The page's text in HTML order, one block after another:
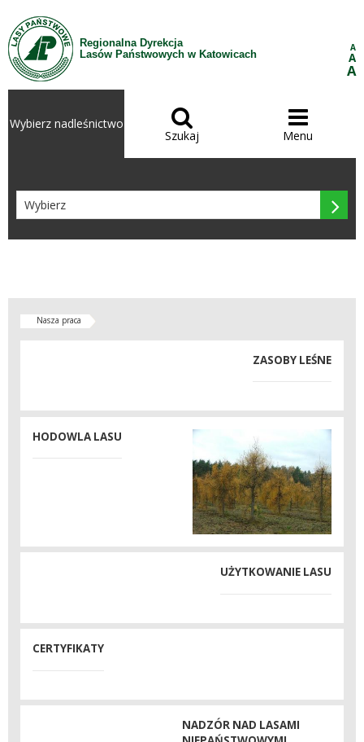
Przejdź do treści
Regionalna Dyrekcja
Lasów Państwowych w Katowicach
A
A
A
Wybierz nadleśnictwo 
Szukaj

Menu

Nasza praca
ZASOBY LEŚNE
HODOWLA LASU
UŻYTKOWANIE LASU
CERTYFIKATY
NADZÓR NAD LASAMI